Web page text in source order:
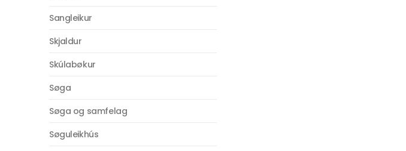
Sangleikur
Skjaldur
Skúlabøkur
Søga
Søga og samfelag
Søguleikhús